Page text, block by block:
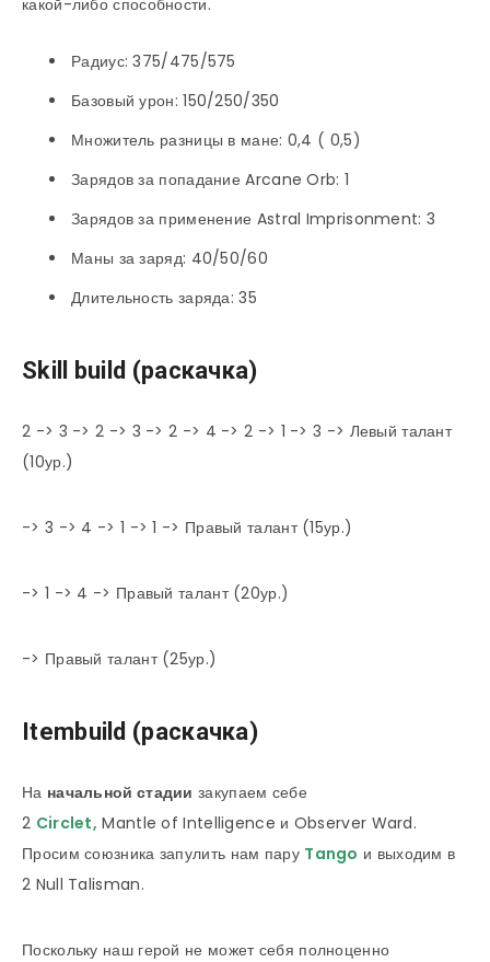
Радиус: 375/475/575
Базовый урон: 150/250/350
Множитель разницы в мане: 0,4 ( 0,5)
Зарядов за попадание Arcane Orb: 1
Зарядов за применение Astral Imprisonment: 3
Маны за заряд: 40/50/60
Длительность заряда: 35
Skill build (раскачка)
2 -> 3 -> 2 -> 3 -> 2 -> 4 -> 2 -> 1 -> 3 -> Левый талант
(10ур.)
-> 3 -> 4 -> 1 -> 1 -> Правый талант (15ур.)
-> 1 -> 4 -> Правый талант (20ур.)
-> Правый талант (25ур.)
Itembuild (раскачка)
На начальной стадии закупаем себе
2 Circlet, Mantle of Intelligence и Observer Ward.
Просим союзника запулить нам пару Tango и выходим в
2 Null Talisman.
Поскольку наш герой не может себя полноценно